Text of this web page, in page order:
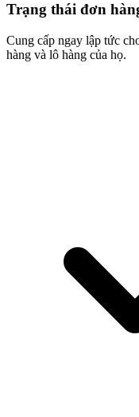
Trạng thái đơn
Cung cấp ngay lập tức
hàng và lô hàng của họ.